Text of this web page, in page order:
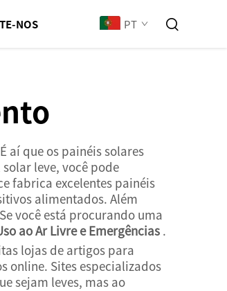
NOS PT
aí que os painéis solares
leve, você pode
fabrica excelentes painéis
alimentados. Além
você está procurando uma
ao Ar Livre e Emergências .
lojas de artigos para
online. Sites especializados
sejam leves, mas ao